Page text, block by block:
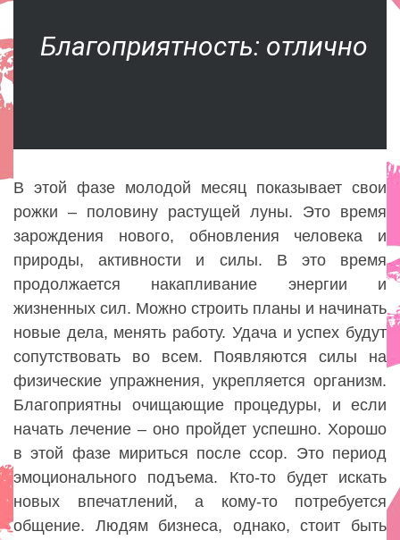
Благоприятность: отлично
В этой фазе молодой месяц показывает свои
рожки – половину растущей луны. Это время
зарождения нового, обновления человека и
природы, активности и силы. В это время
продолжается накапливание энергии и
жизненных сил. Можно строить планы и начинать
новые дела, менять работу. Удача и успех будут
сопутствовать во всем. Появляются силы на
физические упражнения, укрепляется организм.
Благоприятны очищающие процедуры, и если
начать лечение – оно пройдет успешно. Хорошо
в этой фазе мириться после ссор. Это период
эмоционального подъема. Кто-то будет искать
новых впечатлений, а кому-то потребуется
общение. Людям бизнеса, однако, стоит быть